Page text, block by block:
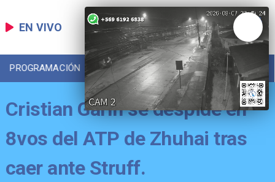
EN VIVO
PROGRAMACIÓN LOCAL DEPORTES
Cristian Garín se despide en
8vos del ATP de Zhuhai tras
caer ante Struff.